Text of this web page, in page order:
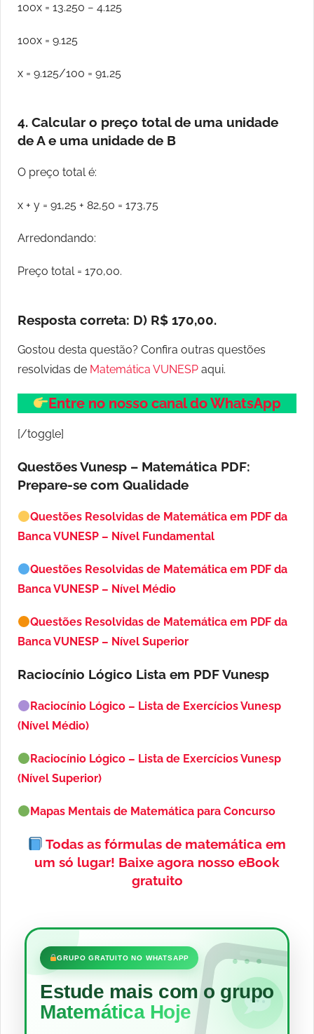
100x = 13.250 − 4.125
100x = 9.125
x = 9.125/100 = 91,25
4. Calcular o preço total de uma unidade
de A e uma unidade de B
O preço total é:
x + y = 91,25 + 82,50 = 173,75
Arredondando:
Preço total = 170,00.
Resposta correta: D) R$ 170,00.
Gostou desta questão? Confira outras questões
resolvidas de Matemática VUNESP aqui.
Entre no nosso canal do WhatsApp
[/toggle]
Questões Vunesp – Matemática PDF:
Prepare-se com Qualidade
Questões Resolvidas de Matemática em PDF da
Banca VUNESP – Nível Fundamental
Questões Resolvidas de Matemática em PDF da
Banca VUNESP – Nível Médio
Questões Resolvidas de Matemática em PDF da
Banca VUNESP – Nível Superior
Raciocínio Lógico Lista em PDFVunesp
Raciocínio Lógico – Lista de Exercícios Vunesp
(Nível Médio)
Raciocínio Lógico – Lista de Exercícios Vunesp
(Nível Superior)
Mapas Mentais de Matemática para Concurso
Todas as fórmulas de matemática em
um só lugar! Baixe agora nosso eBook
gratuito
•••
GRUPO GRATUITO NO WHATSAPP
Estude mais com o grupo
Matemática Hoje